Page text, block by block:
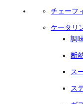
チェーフ
ケータリ
調
断
ス
ス